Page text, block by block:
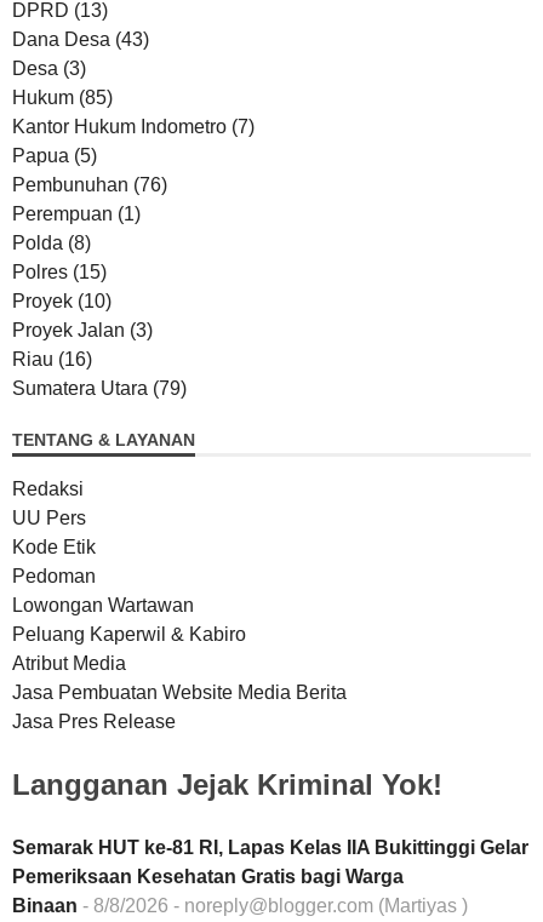
DPRD (13)
Dana Desa (43)
Desa (3)
Hukum (85)
Kantor Hukum Indometro (7)
Papua (5)
Pembunuhan (76)
Perempuan (1)
Polda (8)
Polres (15)
Proyek (10)
Proyek Jalan (3)
Riau (16)
Sumatera Utara (79)
TENTANG & LAYANAN
Redaksi
UU Pers
Kode Etik
Pedoman
Lowongan Wartawan
Peluang Kaperwil & Kabiro
Atribut Media
Jasa Pembuatan Website Media Berita
Jasa Pres Release
Langganan Jejak Kriminal Yok!
Semarak HUT ke-81 RI, Lapas Kelas IIA Bukittinggi Gelar
Pemeriksaan Kesehatan Gratis bagi Warga
Binaan - 8/8/2026 - noreply@blogger.com (Martiyas )